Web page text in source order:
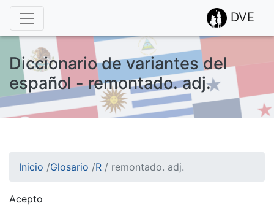
DVE
Diccionario de variantes del
español - remontado. adj.
Inicio /Glosario /R / remontado. adj.
Acepto